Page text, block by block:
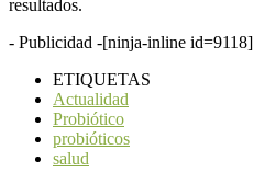
resultados.
- Publicidad -[ninja-inline id=9118]
ETIQUETAS
Actualidad
Probiótico
probióticos
salud